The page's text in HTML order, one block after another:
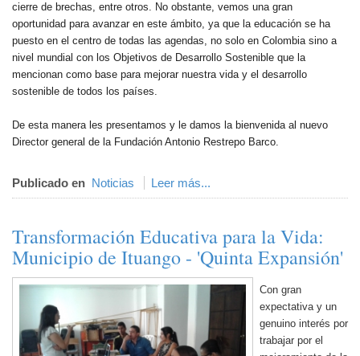
cierre de brechas, entre otros. No obstante, vemos una gran
oportunidad para avanzar en este ámbito, ya que la educación se ha
puesto en el centro de todas las agendas, no solo en Colombia sino a
nivel mundial con los Objetivos de Desarrollo Sostenible que la
mencionan como base para mejorar nuestra vida y el desarrollo
sostenible de todos los países.
De esta manera les presentamos y le damos la bienvenida al nuevo
Director general de la Fundación Antonio Restrepo Barco.
Publicado en Noticias Leer más...
Transformación Educativa para la Vida:
Municipio de Ituango - 'Quinta Expansión'
Con gran
expectativa y un
genuino interés por
trabajar por el